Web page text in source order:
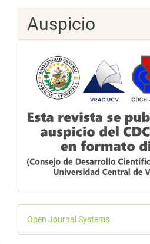
Auspicio
Desarrollado
por
Open Journal Systems